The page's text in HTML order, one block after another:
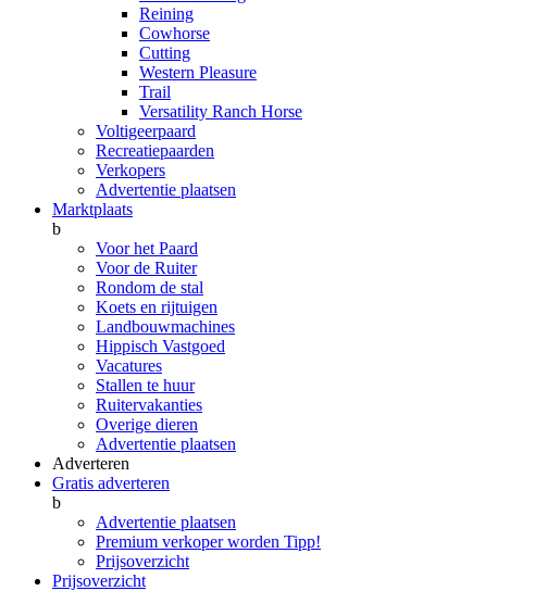
Reining
Cowhorse
Cutting
Western Pleasure
Trail
Versatility Ranch Horse
Voltigeerpaard
Recreatiepaarden
Verkopers
Advertentie plaatsen
Marktplaats
b
Voor het Paard
Voor de Ruiter
Rondom de stal
Koets en rijtuigen
Landbouwmachines
Hippisch Vastgoed
Vacatures
Stallen te huur
Ruitervakanties
Overige dieren
Advertentie plaatsen
Adverteren
Gratis adverteren
b
Advertentie plaatsen
Premium verkoper worden Tipp!
Prijsoverzicht
Prijsoverzicht